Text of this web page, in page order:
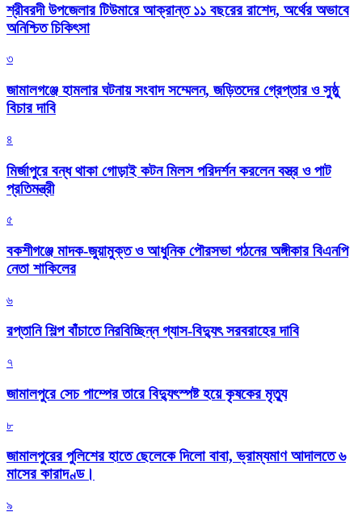
শ্রীবরদী উপজেলার টিউমারে আক্রান্ত ১১ বছরের রাশেদ, অর্থের অভাবে
অনিশ্চিত চিকিৎসা
৩
জামালগঞ্জে হামলার ঘটনায় সংবাদ সম্মেলন, জড়িতদের গ্রেপ্তার ও সুষ্ঠু
বিচার দাবি
৪
মির্জাপুরে বন্ধ থাকা গোড়াই কটন মিলস পরিদর্শন করলেন বস্ত্র ও পাট
প্রতিমন্ত্রী
৫
বকশীগঞ্জে মাদক-জুয়ামুক্ত ও আধুনিক পৌরসভা গঠনের অঙ্গীকার বিএনপি
নেতা শাকিলের
৬
রপ্তানি শিল্প বাঁচাতে নিরবিচ্ছিন্ন গ্যাস-বিদ্যুৎ সরবরাহের দাবি
৭
জামালপুরে সেচ পাম্পের তারে বিদ্যুৎস্পষ্ট হয়ে কৃষকের মৃত্যু
৮
জামালপুরের পুলিশের হাতে ছেলেকে দিলো বাবা, ভ্রাম্যমাণ আদালতে ৬
মাসের কারাদণ্ড।
৯